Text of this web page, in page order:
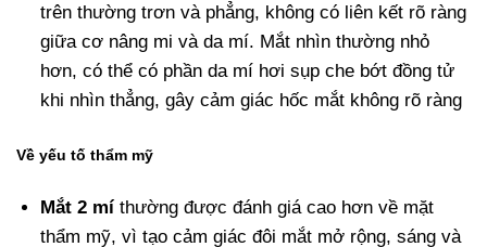
trên thường trơn và phẳng, không có liên kết rõ ràng
giữa cơ nâng mi và da mí. Mắt nhìn thường nhỏ
hơn, có thể có phần da mí hơi sụp che bớt đồng tử
khi nhìn thẳng, gây cảm giác hốc mắt không rõ ràng
Về yếu tố thẩm mỹ
Mắt 2 mí thường được đánh giá cao hơn về mặt
thẩm mỹ, vì tạo cảm giác đôi mắt mở rộng, sáng và